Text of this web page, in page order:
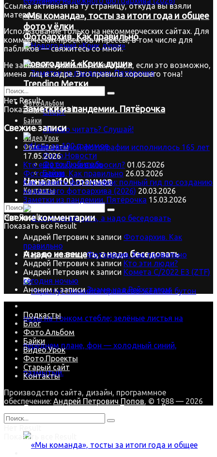
«Мы команда», тосты за итоги года и общее
фото у ёлки
Новогодний «Крик души»
Trending Метки
Фото.Альбом
Спорт
Байки
Лениво читать? Слушай!
Видео.Урок
Фото.Проекты
Фото.Новости
Фото.Любитель
Байки
Старый сайт
Контакты
Нет Result
Показать все Result
Фотоархив. Как правильно
Заметки из пандемии. Пятёрочка
Цена за 100 граммов
А надо не вещать, а надо беседовать
В зимнюю стужу наша Роза цветёт
Ссылка активная на ту страницу, откуда вы взяли
материал.
Использование только на некоммерческих сайтах. Для
коммерческих проектов и прессы, в том числе для
пабликов — свяжитесь со мной.
Не забывайте указывать автора, и, если это возможно,
имена лиц в кадре. Это правила хорошего тона!
Нет Result
Показать все Result
Свежие записи
17 мая цветной фотографии исполнилось 165 лет
17.05.2026
Кто ещё ёлку не выбросил? 01.05.2026
Фотоархив. Как правильно 26.03.2026
Как хранить фотографии: полный гид по созданию
надёжного фотоархива (2026) 20.03.2026
Заметки из пандемии. Пятёрочка 15.03.2026
Свежие комментарии
Андрей Петрович к записи Фотоархив. Как
правильно
Марина к записиФотоархив. Как правильно
Андрей Петрович к записи Кто эти люди?
Андрей Петрович к записи Комета C/2022 E3 (ZTF)
сегодня ночью
Анонимк записиЗнамя над Рейхстагом
Подкасты
Блог
Фото.Альбом
Байки
Видео.Урок
Фото.Проекты
Старый сайт
Контакты
Производство сайта, дизайн, программное
обеспечение: Андрей Петрович Попов, © 1988 — 2026
Показать все Result